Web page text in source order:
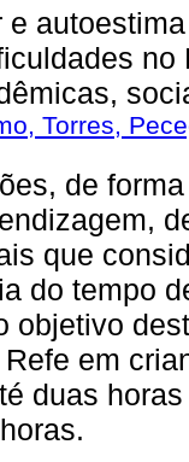
Torres,
de
que
do tempo
objetivo
em
duas